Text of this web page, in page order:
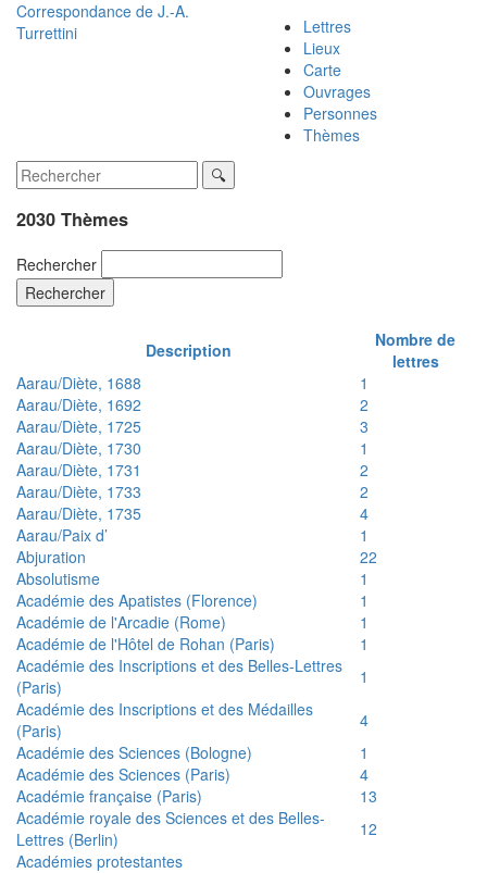
Correspondance de J.-A.
Turrettini
Lettres
Lieux
Carte
Ouvrages
Personnes
Thèmes
2030 Thèmes
Rechercher
Rechercher
Description
Nombre de
lettres
Aarau/Diète, 1688
1
Aarau/Diète, 1692
2
Aarau/Diète, 1725
3
Aarau/Diète, 1730
1
Aarau/Diète, 1731
2
Aarau/Diète, 1733
2
Aarau/Diète, 1735
4
Aarau/Paix d’
1
Abjuration
22
Absolutisme
1
Académie des Apatistes (Florence)
1
Académie de l'Arcadie (Rome)
1
Académie de l'Hôtel de Rohan (Paris)
1
Académie des Inscriptions et des Belles-Lettres
(Paris)
1
Académie des Inscriptions et des Médailles
(Paris)
4
Académie des Sciences (Bologne)
1
Académie des Sciences (Paris)
4
Académie française (Paris)
13
Académie royale des Sciences et des Belles-
Lettres (Berlin)
12
Académies protestantes